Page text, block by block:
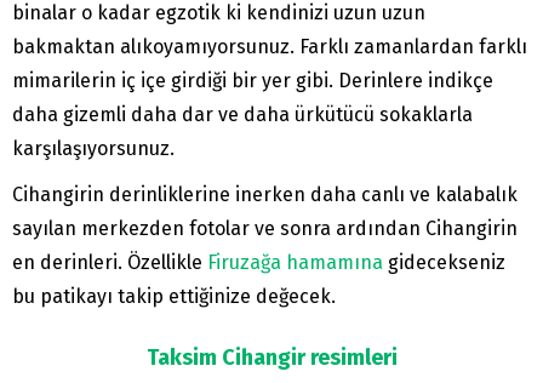
binalar o kadar egzotik ki kendinizi uzun uzun
bakmaktan alıkoyamıyorsunuz. Farklı zamanlardan farklı
mimarilerin iç içe girdiği bir yer gibi. Derinlere indikçe
daha gizemli daha dar ve daha ürkütücü sokaklarla
karşılaşıyorsunuz.
Cihangirin derinliklerine inerken daha canlı ve kalabalık
sayılan merkezden fotolar ve sonra ardından Cihangirin
en derinleri. Özellikle Firuzağa hamamına gidecekseniz
bu patikayı takip ettiğinize değecek.
Taksim Cihangir resimleri